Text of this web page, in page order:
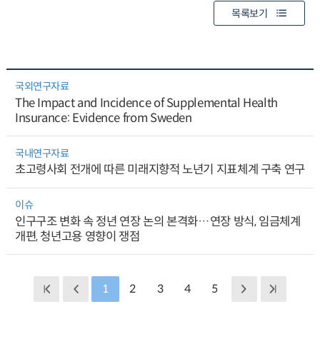
목록보기
국외연구자료
The Impact and Incidence of Supplemental Health
Insurance: Evidence from Sweden
국내연구자료
초고령사회 전개에 따른 미래지향적 노년기 지표체계 구축 연구
이슈
인구구조 변화 속 정년 연장 논의 본격화…연장 방식, 임금체계
개편, 청년고용 영향이 쟁점
1 2 3 4 5